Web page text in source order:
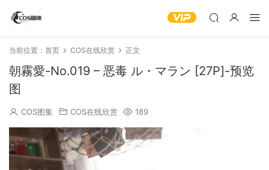
当前位置： 首页 COS在线欣赏 正文
朝霧愛-No.019 – 恶毒 ル・マラン [27P]-预览
图
COS图集 COS在线欣赏 189